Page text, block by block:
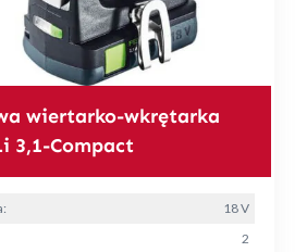
wiertarko-wkrętarka
3,1-Compact
18 V
2